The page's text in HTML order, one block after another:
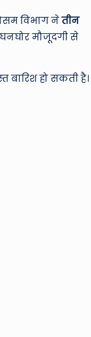
विभाग नेतीन
मौजूदगी से
हो सकती है।